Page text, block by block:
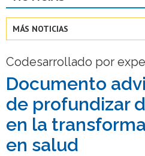
MÁS NOTICIAS
Codesarrollado por
Documento
de profundizar
en la
en salud